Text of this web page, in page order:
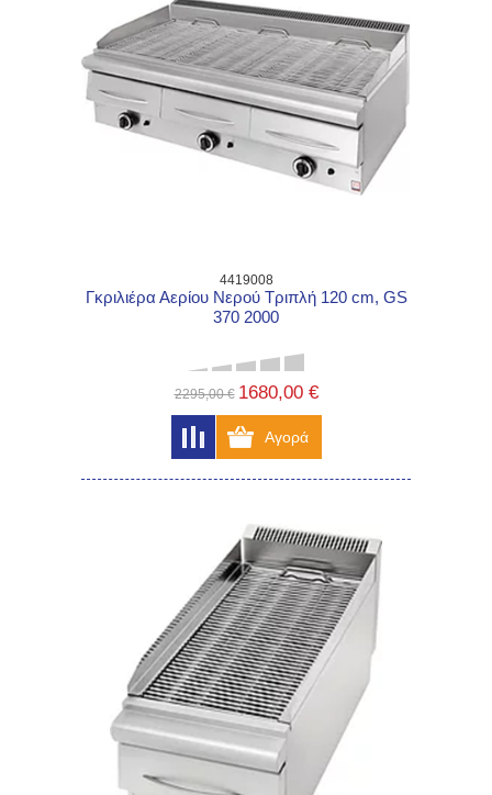
4419008
Γκριλιέρα Αερίου Νερού Τριπλή 120 cm, GS
370 2000
2295,00 € 1680,00 €